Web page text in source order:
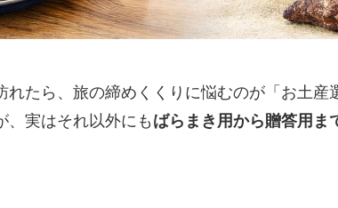
たら、旅の締めくくりに悩むのが「お土産
、実はそれ以外にも ばらまき用から贈答用ま